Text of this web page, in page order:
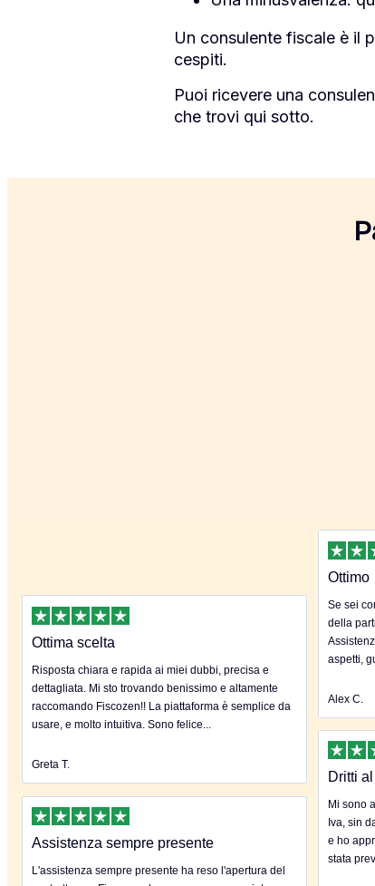
Un consulente fiscale è il
cespiti.
Puoi ricevere una
che trovi qui sotto.
Ottima scelta
Risposta chiara e rapida ai miei dubbi, precisa e
dettagliata. Mi sto trovando benissimo e altamente
raccomando Fiscozen!! La piattaforma è semplice da
usare, e molto intuitiva. Sono felice...
Greta T.
Ottimo
Se sei
della
aspetti,
Alex C.
Assistenza sempre presente
L'assistenza sempre presente ha reso l'apertura del
Dritti
Mi sono
Iva, sin
e ho
stata